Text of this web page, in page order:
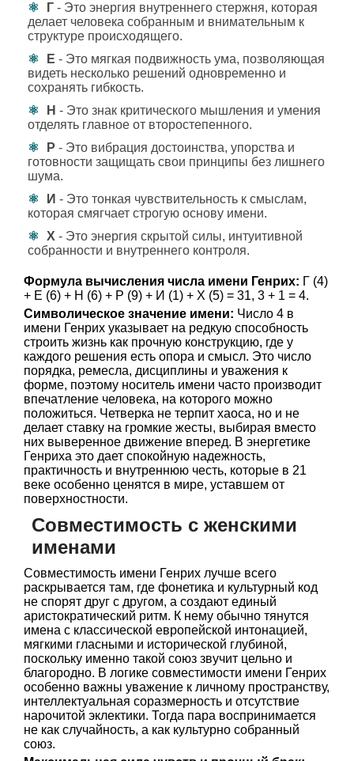
Г - Это энергия внутреннего стержня, которая
делает человека собранным и внимательным к
структуре происходящего.
Е - Это мягкая подвижность ума, позволяющая
видеть несколько решений одновременно и
сохранять гибкость.
Н - Это знак критического мышления и умения
отделять главное от второстепенного.
Р - Это вибрация достоинства, упорства и
готовности защищать свои принципы без лишнего
шума.
И - Это тонкая чувствительность к смыслам,
которая смягчает строгую основу имени.
Х - Это энергия скрытой силы, интуитивной
собранности и внутреннего контроля.
Формула вычисления числа имени Генрих: Г (4)
+ Е (6) + Н (6) + Р (9) + И (1) + Х (5) = 31, 3 + 1 = 4.
Символическое значение имени: Число 4 в
имени Генрих указывает на редкую способность
строить жизнь как прочную конструкцию, где у
каждого решения есть опора и смысл. Это число
порядка, ремесла, дисциплины и уважения к
форме, поэтому носитель имени часто производит
впечатление человека, на которого можно
положиться. Четверка не терпит хаоса, но и не
делает ставку на громкие жесты, выбирая вместо
них выверенное движение вперед. В энергетике
Генриха это дает спокойную надежность,
практичность и внутреннюю честь, которые в 21
веке особенно ценятся в мире, уставшем от
поверхностности.
Совместимость с женскими
именами
Совместимость имени Генрих лучше всего
раскрывается там, где фонетика и культурный код
не спорят друг с другом, а создают единый
аристократический ритм. К нему обычно тянутся
имена с классической европейской интонацией,
мягкими гласными и исторической глубиной,
поскольку именно такой союз звучит цельно и
благородно. В логике совместимости имени Генрих
особенно важны уважение к личному пространству,
интеллектуальная соразмерность и отсутствие
нарочитой эклектики. Тогда пара воспринимается
не как случайность, а как культурно собранный
союз.